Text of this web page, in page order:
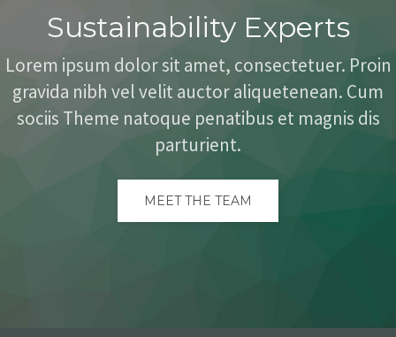
Sustainability Experts
Lorem ipsum dolor sit amet, consectetuer. Proin
gravida nibh vel velit auctor aliquetenean. Cum
sociis Theme natoque penatibus et magnis dis
parturient.
MEET THE TEAM